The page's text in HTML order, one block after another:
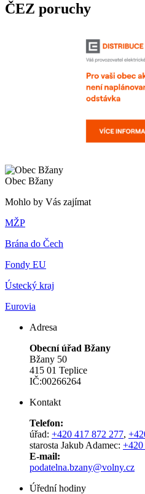
ČEZ poruchy
Obec Bžany
Mohlo by Vás zajímat
MŽP
Brána do Čech
Fondy EU
Ústecký kraj
Eurovia
Adresa
Obecní úřad Bžany
Bžany 50
415 01 Teplice
IČ:00266264
Kontakt
Telefon:
úřad: +420 417 872 277,
starosta Jakub Adamec: +420
E-mail:
podatelna.bzany@volny.cz
Úřední hodiny